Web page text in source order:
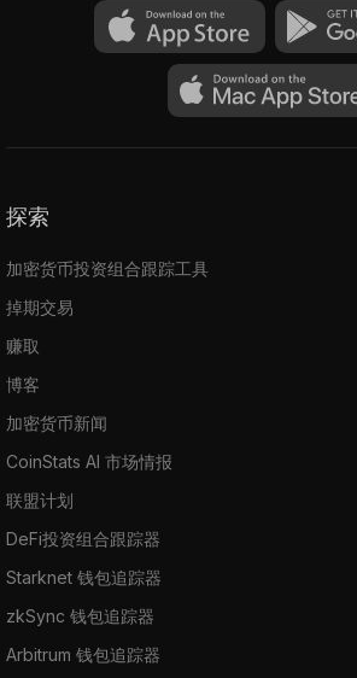
探索
加密货币投资组合跟踪工具
掉期交易
赚取
博客
加密货币新闻
CoinStats AI 市场情报
联盟计划
DeFi投资组合跟踪器
Starknet 钱包追踪器
zkSync 钱包追踪器
Arbitrum 钱包追踪器